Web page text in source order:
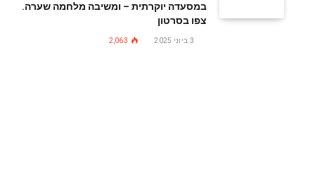
במסעדה יוקרתית – ומשיבה מלחמה שערה.
צפו בסרטון
3 ביוני 2025 2,063